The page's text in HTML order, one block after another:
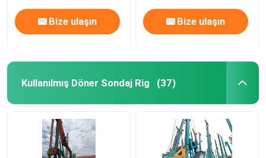
Bize ulaşın Bize ulaşın
Kullanılmış Döner Sondaj Rig (37)